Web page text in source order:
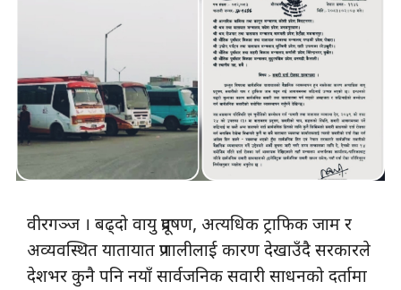
वीरगञ्ज । बढ्दो वायु प्रदूषण, अत्यधिक ट्राफिक जाम र
अव्यवस्थित यातायात प्रणालीलाई कारण देखाउँदै सरकारले
देशभर कुनै पनि नयाँ सार्वजनिक सवारी साधनको दर्तामा